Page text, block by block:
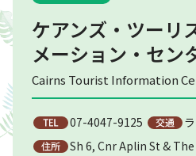
ケアンズ・ツーリ
メーション・セン
Cairns Tourist Information
07-4047-9125
Sh 6, Cnr Aplin St &